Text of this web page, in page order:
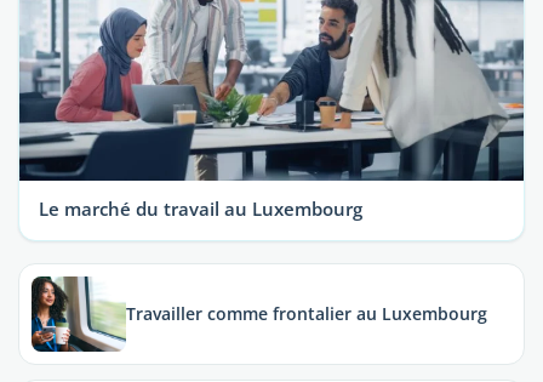
Le marché du travail au Luxembourg
Travailler comme frontalier au Luxembourg